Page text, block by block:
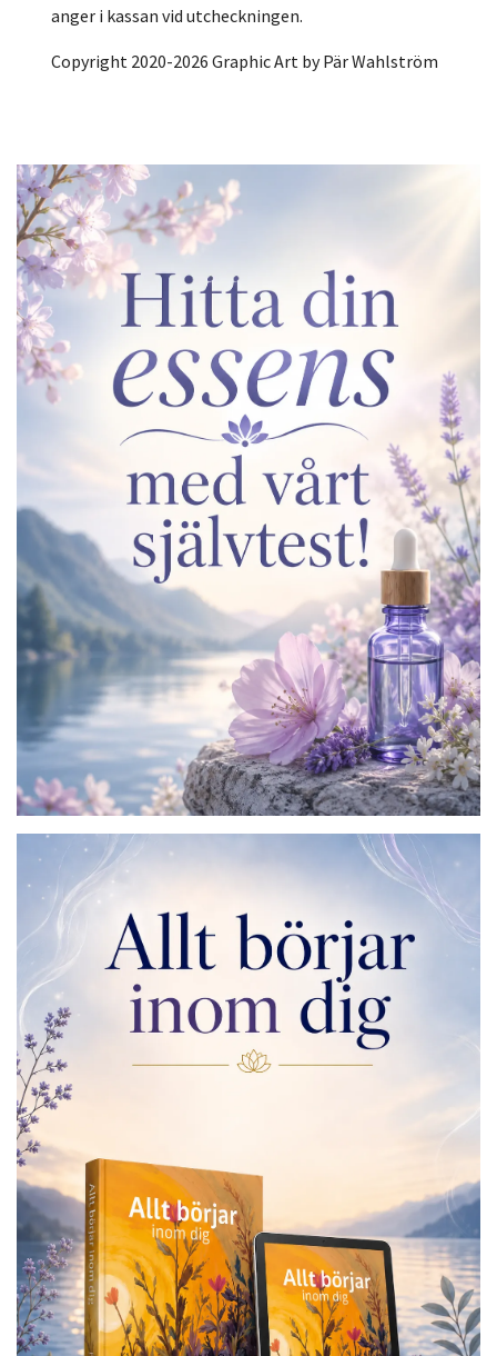
anger i kassan vid utcheckningen.
Copyright 2020-2026 Graphic Art by Pär Wahlström